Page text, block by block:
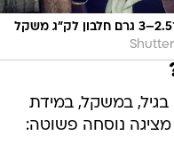
בענפי כוח ובפיתוח גוף, ניתן אף להגיע ל־2.5–3 גרם חלבון לק"ג משקל
במשקל, במידת
נוסחה פשוטה: